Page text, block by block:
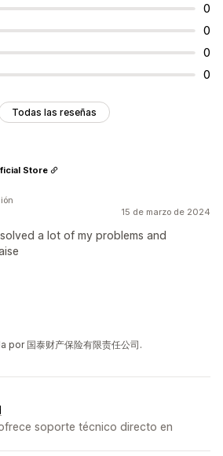
0
0
0
0
Todas las reseñas
15 de marzo de 2024
a lot of my problems and
Store
国泰财产保险有限责任公司.
soporte técnico directo en